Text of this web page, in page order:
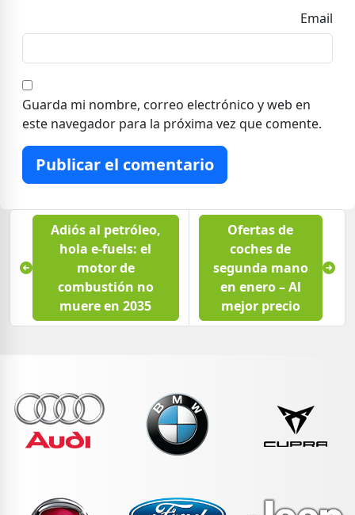
Email
Guarda mi nombre, correo electrónico y web en
este navegador para la próxima vez que comente.
Publicar el comentario
Adiós al petróleo,
hola e-fuels: el
motor de
combustión no
muere en 2035
Ofertas de
coches de
segunda mano
en enero – Al
mejor precio